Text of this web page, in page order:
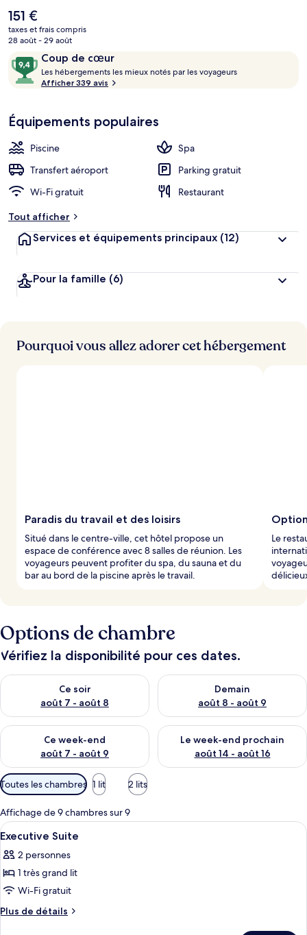
Le
prix
actuel
de
151 €.
151 €
taxes et frais compris
28 août - 29 août
Avis
voyageurs
Coup de cœur
9,4
sur
10,
cœur
Les hébergements les mieux notés par les voyageurs
r
n
i
e
s
r
s
Afficher 339 avis
Équipements populaires
Piscine
Spa
Transfert aéroport
Parking gratuit
Wi-Fi gratuit
Restaurant
Tout afficher
Services et équipements principaux (12)
Pour la famille (6)
Pourquoi vous allez adorer cet hébergement
Paradis du travail et des loisirs
Situé dans le centre-ville, cet hôtel propose un
espace de conférence avec 8 salles de réunion. Les
voyageurs peuvent profiter du spa, du sauna et du
bar au bord de la piscine après le travail.
Le
Options de chambre
Vérifiez la disponibilité pour ces dates.
Ce soir
août 7 - août 8
Vérifier la disponibilité pour ce soir août 7 - août 8
Demain
août 8 - août 9
Vérifier la disponibilité pour
Ce week-end
août 7 - août 9
Vérifier la disponibilité pour ce week-end août 7 - août 9
Le week-end prochain
août 14 - août 16
Vérifier la disponibilité pour
Filtres
disponibles
pour
les
chambres
Toutes les chambres 1 lit 2 lits
Affichage de 9 chambres sur 9
Afficher
toutes
les
photos
pour
ce
Minibar, coffres-forts dans les
8
Executive Suite
2 personnes
1 très grand lit
Wi-Fi gratuit
Plus de détails
Plus